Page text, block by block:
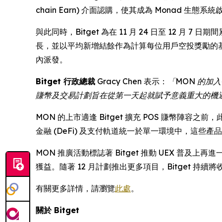
chain Earn) 介面認購，使其成為 Monad 生態系統
與此同時，Bitget 為在 11 月 24 日至 12 月 7 日期
長，並以平均新增結餘作為計算每位用戶空投獎勵
內派發。
Bitget 行政總裁 Gracy Chen 表示：
「MON 的加
賺幣及交易計劃旨在從第一天起就賦予意義重大的機
MON 的上市適逢 Bitget 擴充 POS 賺幣陣容之前，
金融 (DeFi) 及支付軌道統一於單一環境中，這些產
MON 推廣活動標誌著 Bitget 推動 UEX 普及上再進
獲益。隨著 12 月計劃推出更多項目，Bitget 持續將
有關更多詳情，請瀏覽此處。
關於 Bitget